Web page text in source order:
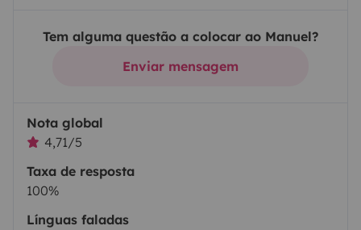
Tem alguma questão a colocar ao Manuel?
Enviar mensagem
Nota global
4,71/5
Taxa de resposta
100%
Línguas faladas